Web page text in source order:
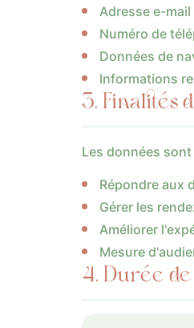
Adresse e-mail
Numéro de
Données de
Informations
3. Finalités
Les données
Répondre aux
Gérer les
Améliorer
Mesure
4. Durée